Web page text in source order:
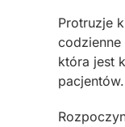
Protruzje
która jest
pacjentów.